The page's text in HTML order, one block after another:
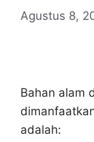
Agustus 8,
Bahan alam
adalah: